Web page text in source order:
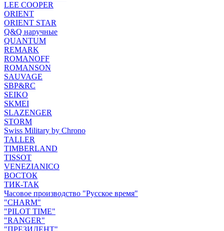
LEE COOPER
ORIENT
ORIENT STAR
Q&Q наручные
QUANTUM
REMARK
ROMANOFF
ROMANSON
SAUVAGE
SBP&RC
SEIKO
SKMEI
SLAZENGER
STORM
Swiss Military by Chrono
TALLER
TIMBERLAND
TISSOT
VENEZIANICO
ВОСТОК
ТИК-ТАК
Часовое производство "Русское время"
"CHARM"
"PILOT TIME"
"RANGER"
"ПРЕЗИДЕНТ"